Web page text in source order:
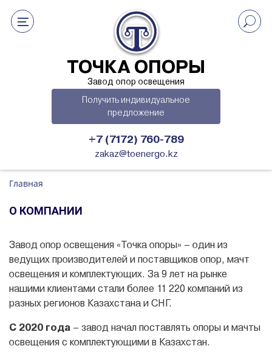
ТОЧКА ОПОРЫ
Завод опор освещения
Получить индивидуальное
предложение
+7 (7172) 760-789
zakaz@toenergo.kz
Главная
О КОМПАНИИ
Завод опор освещения «Точка опоры» – один из
ведущих производителей и поставщиков опор, мачт
освещения и комплектующих. За 9 лет на рынке
нашими клиентами стали более 11 220 компаний из
разных регионов Казахстана и СНГ.
С 2020 года – завод начал поставлять опоры и мачты
освещения с комплектующими в Казахстан.